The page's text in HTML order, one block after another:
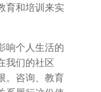
育和培训来实
响个人生活的
我们的社区
。咨询、教育